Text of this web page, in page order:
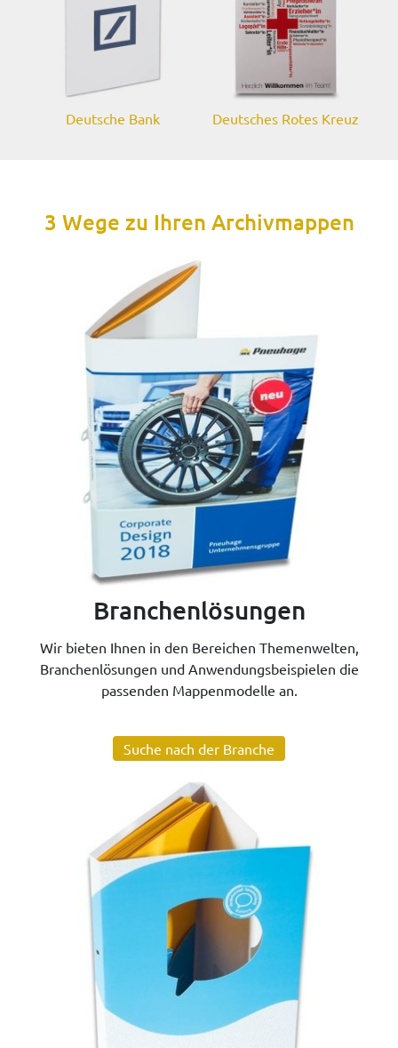
Deutsche Bank Deutsches Rotes Kreuz
3 Wege zu Ihren Archivmappen
Branchenlösungen
Wir bieten Ihnen in den Bereichen Themenwelten,
Branchenlösungen und Anwendungsbeispielen die
passenden Mappenmodelle an.
Suche nach der Branche